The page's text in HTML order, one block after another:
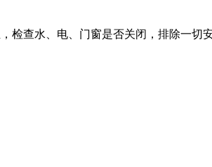
检查水、电、门窗是否关闭，排除一切安